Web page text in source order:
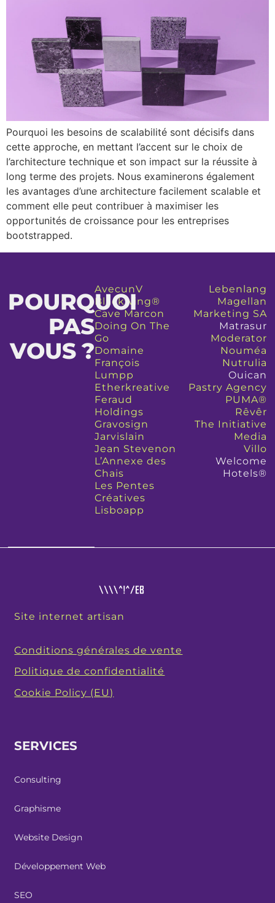
Pourquoi les besoins de scalabilité sont décisifs dans
cette approche, en mettant l’accent sur le choix de
l’architecture technique et son impact sur la réussite à
long terme des projets. Nous examinerons également
les avantages d’une architecture facilement scalable et
comment elle peut contribuer à maximiser les
opportunités de croissance pour les entreprises
bootstrapped.
AvecunV
Blackwing®
Cave Marcon
Doing On The
Go
Domaine
François
Lumpp
Etherkreative
Feraud
Holdings
Gravosign
Jarvislain
Jean Stevenon
L’Annexe des
Chais
Les Pentes
Créatives
Lisboapp
Lebenlang
Magellan
Marketing SA
Matrasur
Moderator
Nouméa
Nutrulia
Ouican
Pastry Agency
PUMA®
Rêvêr
The Initiative
Media
Villo
Welcome
Hotels®
POURQUOI
PAS
VOUS ?
Site internet artisan
Conditions générales de vente
Politique de confidentialité
Cookie Policy (EU)
SERVICES
Consulting
Graphisme
Website Design
Développement Web
SEO